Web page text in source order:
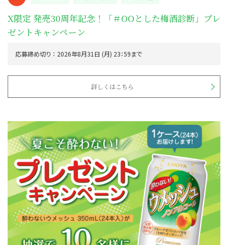
X限定 発売30周年記念！「＃OOとした梅酒診断」プレ
ゼントキャンペーン
応募締め切り ： 2026年8月31日 (月) 23：59まで
詳しくはこちら